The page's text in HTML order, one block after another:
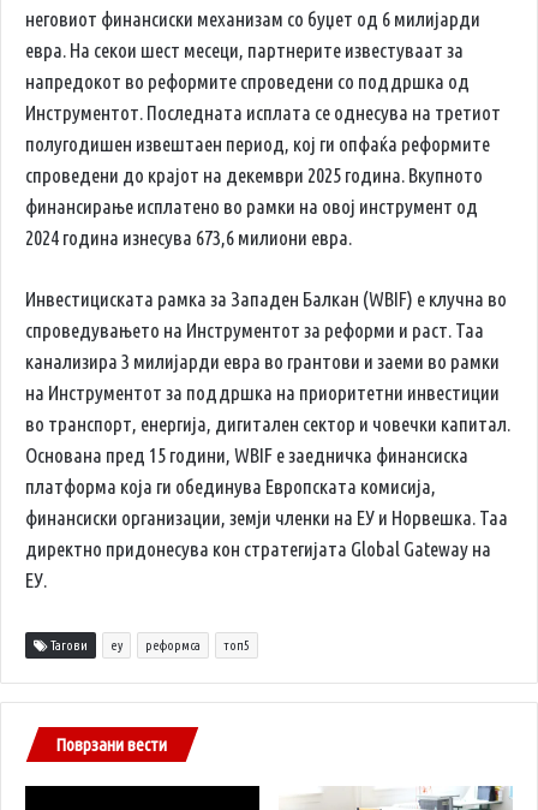
неговиот финансиски механизам со буџет од 6 милијарди
евра. На секои шест месеци, партнерите известуваат за
напредокот во реформите спроведени со поддршка од
Инструментот. Последната исплата се однесува на третиот
полугодишен извештаен период, кој ги опфаќа реформите
спроведени до крајот на декември 2025 година. Вкупното
финансирање исплатено во рамки на овој инструмент од
2024 година изнесува 673,6 милиони евра.
Инвестициската рамка за Западен Балкан (WBIF) е клучна во
спроведувањето на Инструментот за реформи и раст. Таа
канализира 3 милијарди евра во грантови и заеми во рамки
на Инструментот за поддршка на приоритетни инвестиции
во транспорт, енергија, дигитален сектор и човечки капитал.
Основана пред 15 години, WBIF е заедничка финансиска
платформа која ги обединува Европската комисија,
финансиски организации, земји членки на ЕУ и Норвешка. Таа
директно придонесува кон стратегијата Global Gateway на
ЕУ.
Тагови еу реформса топ5
Поврзани вести